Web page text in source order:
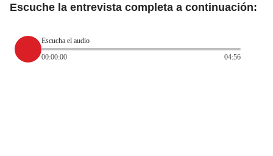
Escuche la entrevista completa a continuación:
Escucha el audio
00:00:00
04:56